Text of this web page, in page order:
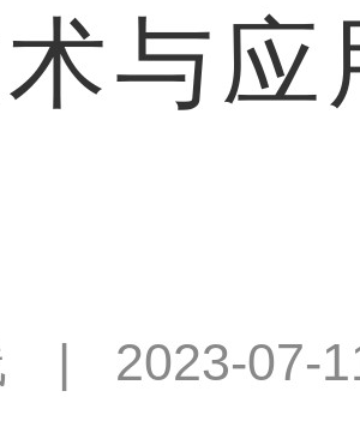
与应
| 2023-07-